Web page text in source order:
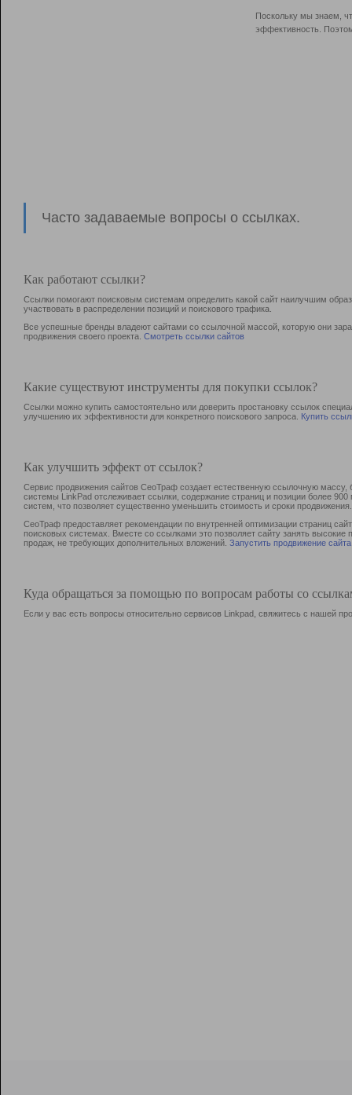
Поскольку мы знаем,
эффективность.
Часто задаваемые вопросы о ссылках.
Как работают ссылки?
Ссылки помогают поисковым системам определить какой сайт наилучшим
участвовать в раcпределении позиций и поискового трафика.
Все успешные бренды владеют сайтами со ссылочной массой, которую они
продвижения своего проекта. Смотреть ссылки сайтов
Какие существуют инструменты для покупки ссылок?
Ссылки можно купить самостоятельно или доверить простановку ссылок
улучшению их эффективности для конкретного поискового запроса. Купить
Как улучшить эффект от ссылок?
Сервис продвижения сайтов СеоТраф создает естественную ссылочную
системы LinkPad отслеживает ссылки, содержание страниц и позиции более
систем, что позволяет существенно уменьшить стоимость и сроки продвижения.
СеоТраф предоставляет рекомендации по внутренней оптимизации страниц
поисковых системах. Вместе со ссылками это позволяет сайту занять
продаж, не требующих дополнительных вложений. Запустить продвижение сайта
Куда обращаться за помощью по вопросам работы со
Если у вас есть вопросы относительно сервисов Linkpad, свяжитесь с нашей